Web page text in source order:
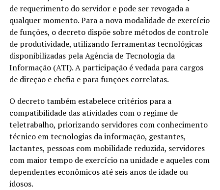
de requerimento do servidor e pode ser revogada a
qualquer momento. Para a nova modalidade de exercício
de funções, o decreto dispõe sobre métodos de controle
de produtividade, utilizando ferramentas tecnológicas
disponibilizadas pela Agência de Tecnologia da
Informação (ATI). A participação é vedada para cargos
de direção e chefia e para funções correlatas.
O decreto também estabelece critérios para a
compatibilidade das atividades com o regime de
teletrabalho, priorizando servidores com conhecimento
técnico em tecnologias da informação, gestantes,
lactantes, pessoas com mobilidade reduzida, servidores
com maior tempo de exercício na unidade e aqueles com
dependentes econômicos até seis anos de idade ou
idosos.